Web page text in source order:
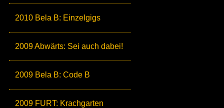
2010 Bela B: Einzelgigs
2009 Abwärts: Sei auch dabei!
2009 Bela B: Code B
2009 FURT: Krachgarten